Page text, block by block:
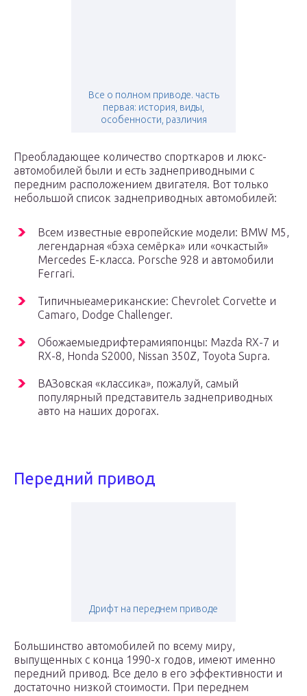
Все о полном приводе. часть
первая: история, виды,
особенности, различия
Преобладающее количество спорткаров и люкс-
автомобилей были и есть заднеприводными с
передним расположением двигателя. Вот только
небольшой список заднеприводных автомобилей:
Всем известные европейские модели: BMW M5,
легендарная «бэха семёрка» или «очкастый»
Mercedes E-класса. Porsche 928 и автомобили
Ferrari.
Типичныеамериканские: Chevrolet Corvette и
Camaro, Dodge Challenger.
Обожаемыедрифтерамияпонцы: Mazda RX-7 и
RX-8, Honda S2000, Nissan 350Z, Toyota Supra.
ВАЗовская «классика», пожалуй, самый
популярный представитель заднеприводных
авто на наших дорогах.
Передний привод
Дрифт на переднем приводе
Большинство автомобилей по всему миру,
выпущенных с конца 1990-х годов, имеют именно
передний привод. Все дело в его эффективности и
достаточно низкой стоимости. При переднем